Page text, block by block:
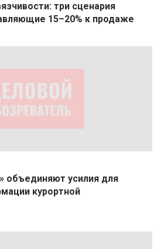
три сценария
15–20% к продаже
объединяют усилия для
курортной